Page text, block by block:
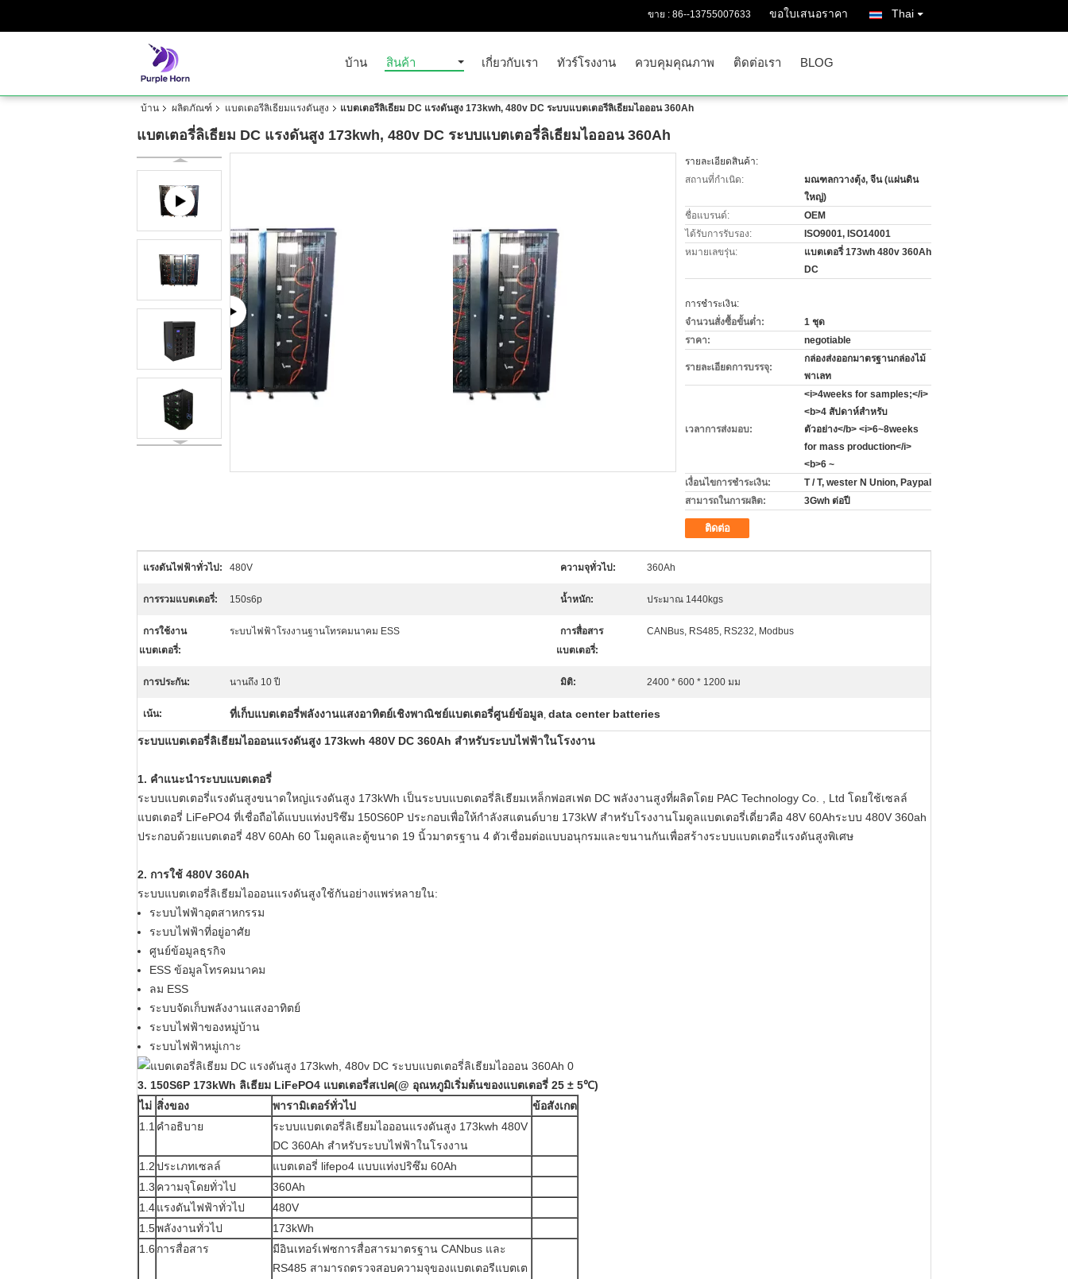
ขาย : 86--13755007633 ขอใบเสนอราคา Thai
บ้าน สินค้า เกี่ยวกับเรา ทัวร์โรงงาน ควบคุมคุณภาพ ติดต่อเรา BLOG
บ้าน ผลิตภัณฑ์ แบตเตอรี่ลิเธียมแรงดันสูง แบตเตอรี่ลิเธียม DC แรงดันสูง 173kwh, 480v DC ระบบแบตเตอรี่ลิเธียมไอออน 360Ah
แบตเตอรี่ลิเธียม DC แรงดันสูง 173kwh, 480v DC ระบบแบตเตอรี่ลิเธียมไอออน 360Ah
รายละเอียดสินค้า:
สถานที่กำเนิด:
มณฑลกวางตุ้ง, จีน (แผ่นดิน
ใหญ่)
ชื่อแบรนด์:
OEM
ได้รับการรับรอง:
ISO9001, ISO14001
หมายเลขรุ่น:
แบตเตอรี่ 173wh 480v 360Ah
DC
การชำระเงิน:
จำนวนสั่งซื้อขั้นต่ำ:
1 ชุด
ราคา:
negotiable
รายละเอียดการบรรจุ:
กล่องส่งออกมาตรฐานกล่องไม้
พาเลท
เวลาการส่งมอบ:
<i>4weeks for samples;</i>
<b>4 สัปดาห์สำหรับ
ตัวอย่าง</b> <i>6~8weeks
for mass production</i>
<b>6 ~
เงื่อนไขการชำระเงิน:
T / T, wester N Union, Paypal
สามารถในการผลิต:
3Gwh ต่อปี
ติดต่อ
แรงดันไฟฟ้าทั่วไป: 480V ความจุทั่วไป: 360Ah
การรวมแบตเตอรี่: 150s6p น้ำหนัก: ประมาณ 1440kgs
การใช้งาน
แบตเตอรี่:
ระบบไฟฟ้าโรงงานฐานโทรคมนาคม ESS
การสื่อสาร
แบตเตอรี่:
CANBus, RS485, RS232, Modbus
การประกัน: นานถึง 10 ปี มิติ: 2400 * 600 * 1200 มม
เน้น: ที่เก็บแบตเตอรี่พลังงานแสงอาทิตย์เชิงพาณิชย์แบตเตอรี่ศูนย์ข้อมูล, data center batteries
ระบบแบตเตอรี่ลิเธียมไอออนแรงดันสูง 173kwh 480V DC 360Ah สำหรับระบบไฟฟ้าในโรงงาน
1. คำแนะนำระบบแบตเตอรี่
ระบบแบตเตอรี่แรงดันสูงขนาดใหญ่แรงดันสูง 173kWh เป็นระบบแบตเตอรี่ลิเธียมเหล็กฟอสเฟต DC พลังงานสูงที่ผลิตโดย PAC Technology Co. , Ltd โดยใช้เซลล์
แบตเตอรี่ LiFePO4 ที่เชื่อถือได้แบบแท่งปริซึม 150S60P ประกอบเพื่อให้กำลังสแตนด์บาย 173kW สำหรับโรงงานโมดูลแบตเตอรี่เดี่ยวคือ 48V 60Ahระบบ 480V 360ah
ประกอบด้วยแบตเตอรี่ 48V 60Ah 60 โมดูลและตู้ขนาด 19 นิ้วมาตรฐาน 4 ตัวเชื่อมต่อแบบอนุกรมและขนานกันเพื่อสร้างระบบแบตเตอรี่แรงดันสูงพิเศษ
2. การใช้ 480V 360Ah
ระบบแบตเตอรี่ลิเธียมไอออนแรงดันสูงใช้กันอย่างแพร่หลายใน:
ระบบไฟฟ้าอุตสาหกรรม
ระบบไฟฟ้าที่อยู่อาศัย
ศูนย์ข้อมูลธุรกิจ
ESS ข้อมูลโทรคมนาคม
ลม ESS
ระบบจัดเก็บพลังงานแสงอาทิตย์
ระบบไฟฟ้าของหมู่บ้าน
ระบบไฟฟ้าหมู่เกาะ
3. 150S6P 173kWh ลิเธียม LiFePO4 แบตเตอรี่สเปค(@ อุณหภูมิเริ่มต้นของแบตเตอรี่ 25 ± 5℃)
ไม่ สิ่งของ พารามิเตอร์ทั่วไป
ข้อสังเกต
1.1 คำอธิบาย
ระบบแบตเตอรี่ลิเธียมไอออนแรงดันสูง 173kwh 480V
DC 360Ah สำหรับระบบไฟฟ้าในโรงงาน
1.2ประเภทเซลล์
แบตเตอรี่ lifepo4 แบบแท่งปริซึม 60Ah
1.3 ความจุโดยทั่วไป
360Ah
1.4แรงดันไฟฟ้าทั่วไป
480V
1.5พลังงานทั่วไป
173kWh
1.6 การสื่อสาร
มีอินเทอร์เฟซการสื่อสารมาตรฐาน CANbus และ
RS485 สามารถตรวจสอบความจุของแบตเตอรีแบตเต